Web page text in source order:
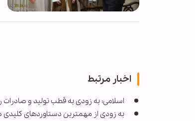
اخبار مرتبط
اسلامی: به زودی به قطب تولید و صادرات
به زودی از مهمترین دستاوردهای کلیدی صنعت